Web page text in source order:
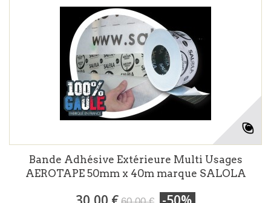
Bande Adhésive Extérieure Multi Usages
AEROTAPE 50mm x 40m marque SALOLA